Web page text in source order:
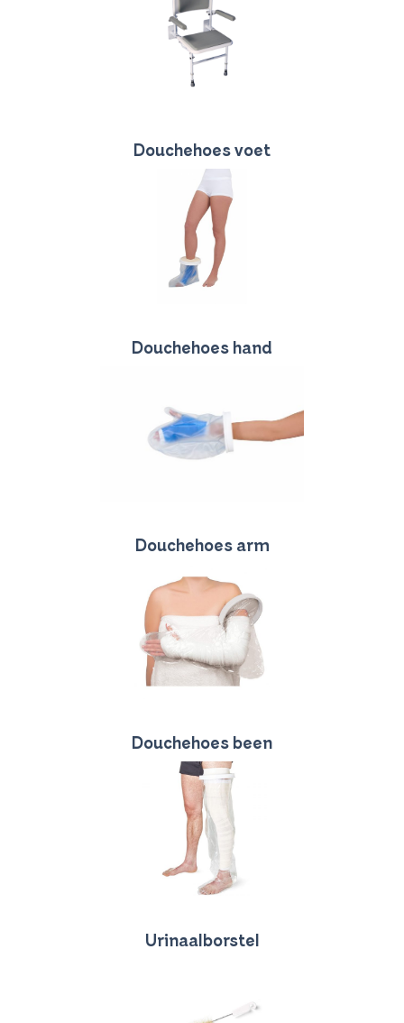
Douchehoes voet
Douchehoes hand
Douchehoes arm
Douchehoes been
Urinaalborstel